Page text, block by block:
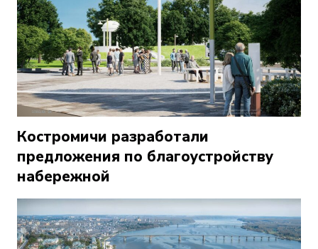
Костромичи разработали
предложения по благоустройству
набережной